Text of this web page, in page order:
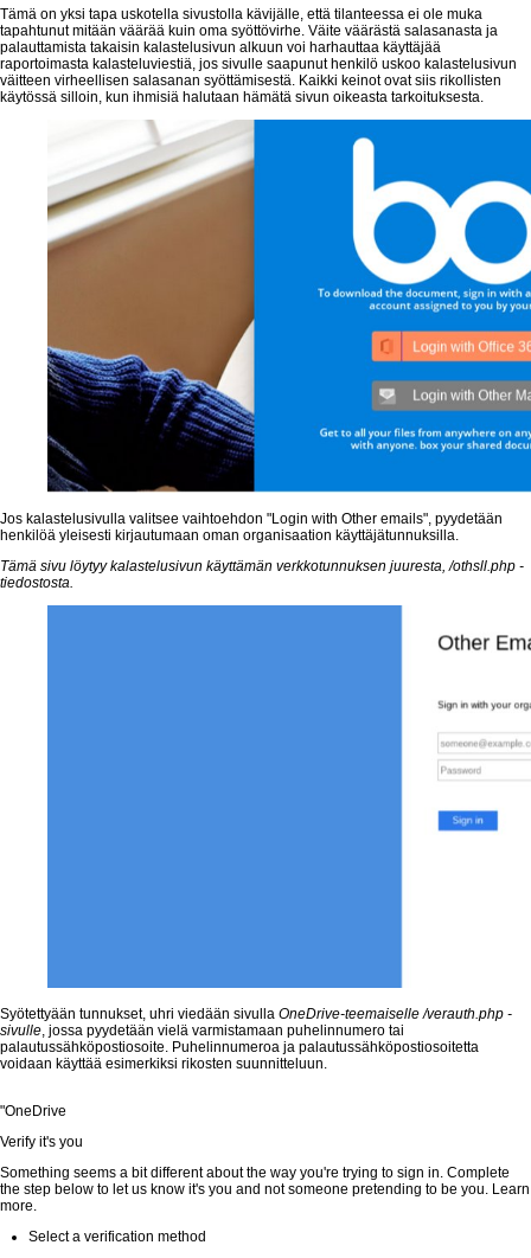
Tämä on yksi tapa uskotella sivustolla kävijälle, että tilanteessa ei ole muka
tapahtunut mitään väärää kuin oma syöttövirhe. Väite väärästä salasanasta ja
palauttamista takaisin kalastelusivun alkuun voi harhauttaa käyttäjää
raportoimasta kalasteluviestiä, jos sivulle saapunut henkilö uskoo kalastelusivun
väitteen virheellisen salasanan syöttämisestä. Kaikki keinot ovat siis rikollisten
käytössä silloin, kun ihmisiä halutaan hämätä sivun oikeasta tarkoituksesta.
Jos kalastelusivulla valitsee vaihtoehdon "Login with Other emails", pyydetään
henkilöä yleisesti kirjautumaan oman organisaation käyttäjätunnuksilla.
Tämä sivu löytyy kalastelusivun käyttämän verkkotunnuksen juuresta, /othsll.php -
tiedostosta.
Syötettyään tunnukset, uhri viedään sivulla OneDrive-teemaiselle /verauth.php -
sivulle, jossa pyydetään vielä varmistamaan puhelinnumero tai
palautussähköpostiosoite. Puhelinnumeroa ja palautussähköpostiosoitetta
voidaan käyttää esimerkiksi rikosten suunnitteluun.
"OneDrive
Verify it's you
Something seems a bit different about the way you're trying to sign in. Complete
the step below to let us know it's you and not someone pretending to be you. Learn
more.
Select a verification method